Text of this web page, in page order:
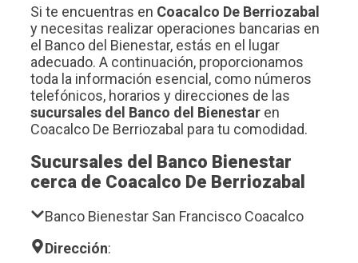
Si te encuentras en Coacalco De Berriozabal
y necesitas realizar operaciones bancarias en
el Banco del Bienestar, estás en el lugar
adecuado. A continuación, proporcionamos
toda la información esencial, como números
telefónicos, horarios y direcciones de las
sucursales del Banco del Bienestar en
Coacalco De Berriozabal para tu comodidad.
Sucursales del Banco Bienestar
cerca de Coacalco De Berriozabal
Banco Bienestar San Francisco Coacalco
Dirección: